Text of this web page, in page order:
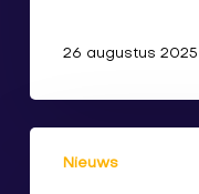
26 augustus 2025
Nieuws